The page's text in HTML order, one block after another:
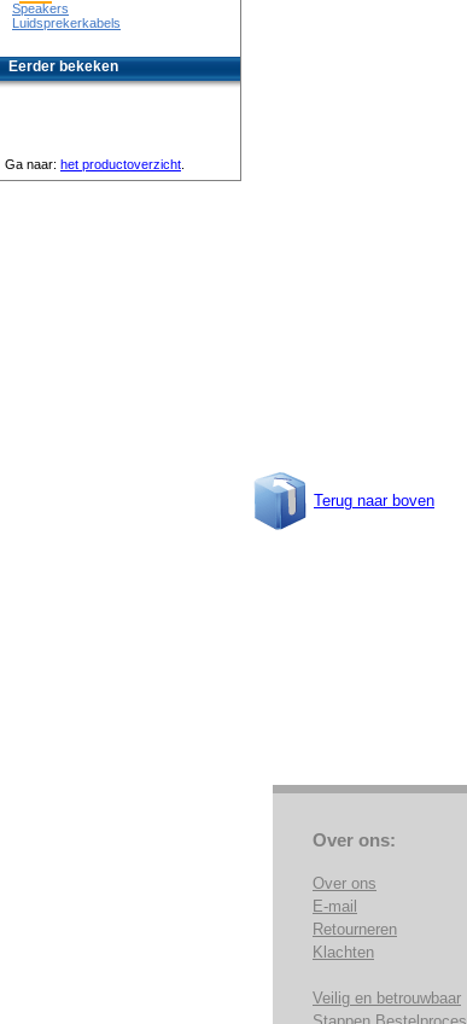
Terug naar boven
Speakers
Luidsprekerkabels
Eerder bekeken
Ga naar: het productoverzicht
Over ons:
Over ons
E-mail
Retourneren
Klachten
Veilig en betrouwbaar